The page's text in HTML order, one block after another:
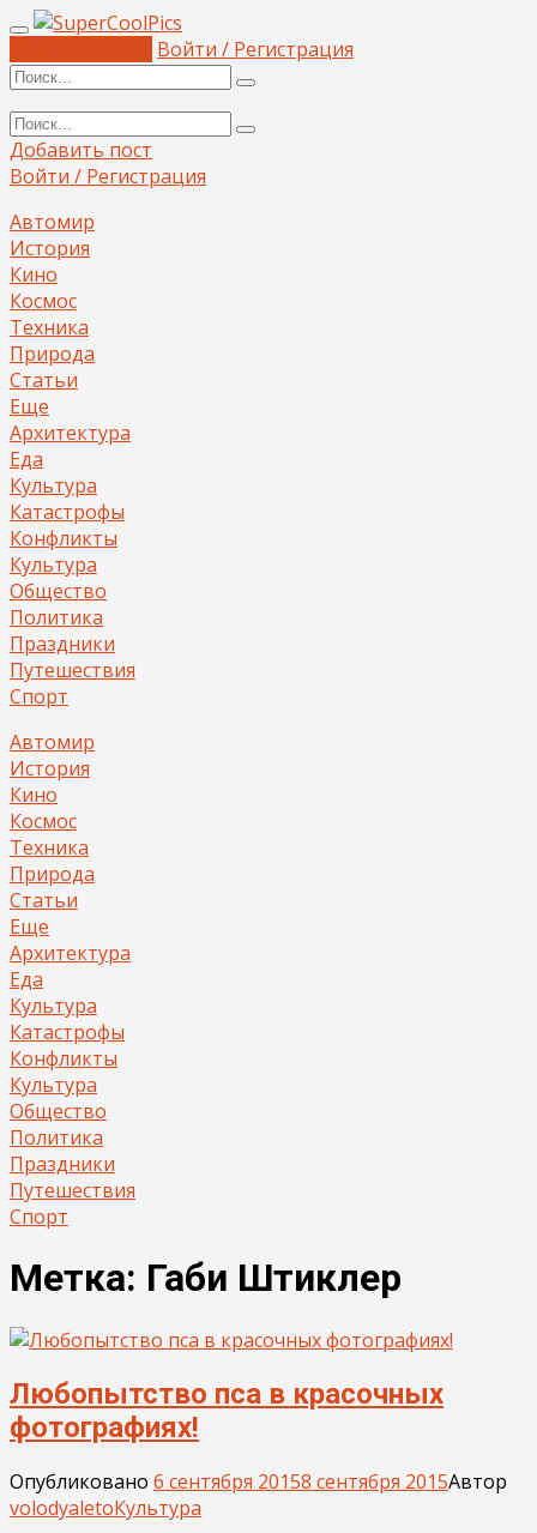
Войти / Регистрация
Добавить пост
Войти / Регистрация
Автомир
История
Кино
Космос
Техника
Природа
Статьи
Еще
Архитектура
Еда
Культура
Катастрофы
Конфликты
Культура
Общество
Политика
Праздники
Путешествия
Спорт
Автомир
История
Кино
Космос
Техника
Природа
Статьи
Еще
Архитектура
Еда
Культура
Катастрофы
Конфликты
Культура
Общество
Политика
Праздники
Путешествия
Спорт
Метка: Габи Штиклер
Любопытство пса в красочных
фотографиях!
Опубликовано 6 сентября 20158 сентября 2015Автор
volodyaletoКультура